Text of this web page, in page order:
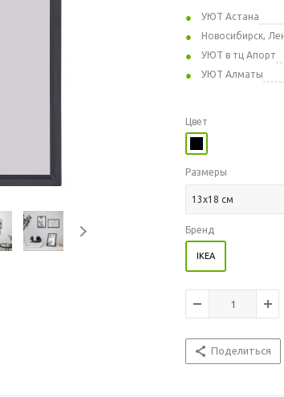
УЮТ Астана
Новосибирск,
УЮТ в тц Апорт
УЮТ Алматы
Цвет
Размеры
13x18 см
Бренд
IKEA
Поделиться